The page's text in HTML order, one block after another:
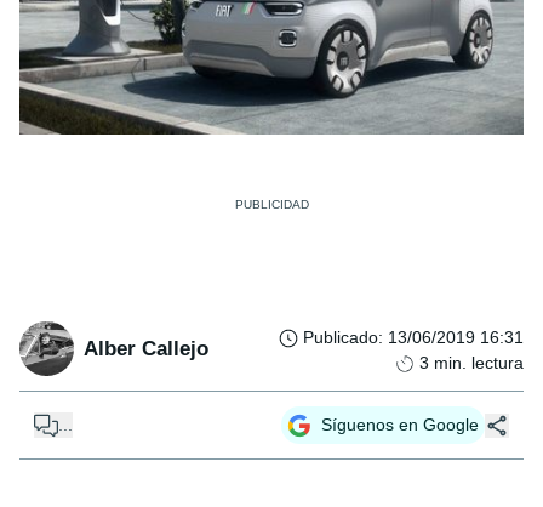
Alber Callejo Publicado: 13/06/2019 16:31
3 min. lectura
... Síguenos en Google